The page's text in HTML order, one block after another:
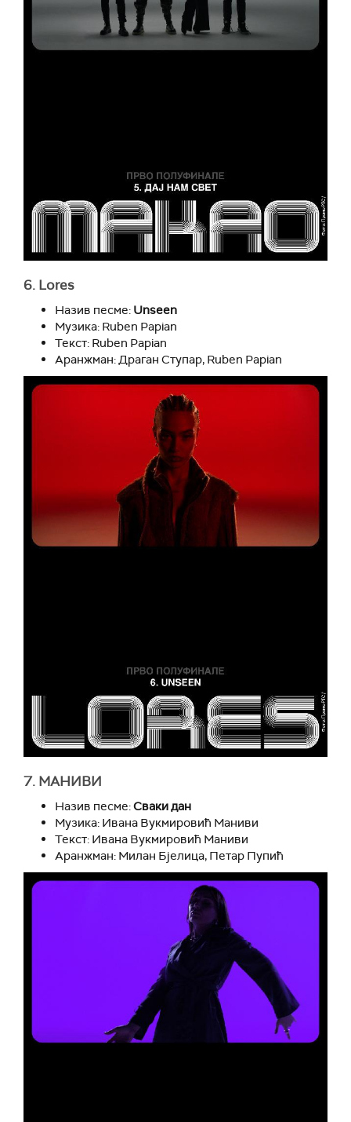
6. Lores
Назив песме: Unseen
Музика: Ruben Papian
Текст: Ruben Papian
Аранжман: Драган Ступар, Ruben Papian
7. МАНИВИ
Назив песме:Сваки дан
Музика: Ивана Вукмировић Маниви
Текст: Ивана Вукмировић Маниви
Аранжман: Милан Бјелица, Петар Пупић